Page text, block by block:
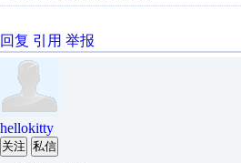
回复 引用 举报
hellokitty
关注 私信